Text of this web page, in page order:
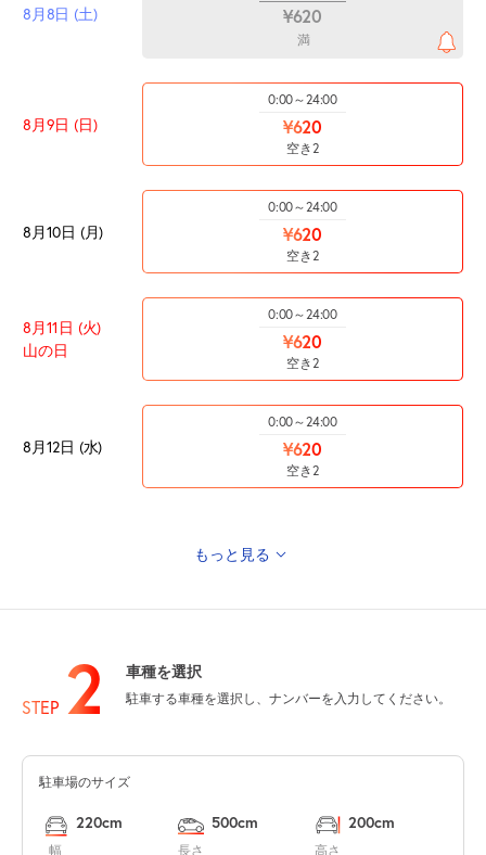
8月8日 (土) ¥620
満
8月9日 (日)
0:00～24:00
¥620
空き2
8月10日 (月)
0:00～24:00
¥620
空き2
8月11日 (火)
山の日
0:00～24:00
¥620
空き2
8月12日 (水)
0:00～24:00
¥620
空き2
8月14日 (金) ¥620
8月15日 (土) ¥620
空き2
もっと見る
STEP 2 車種を選択
駐車する車種を選択し、ナンバーを入力してください。
駐車場のサイズ
幅
220cm
長さ
500cm
高さ
200cm